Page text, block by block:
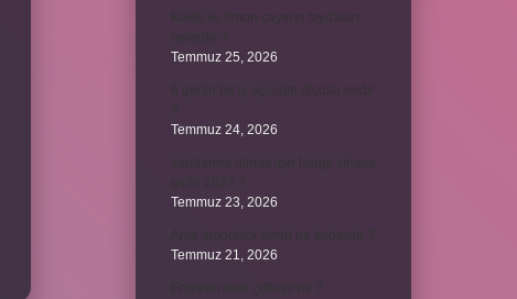
Temmuz 25, 2026
Temmuz 24, 2026
Temmuz 23, 2026
Temmuz 21, 2026